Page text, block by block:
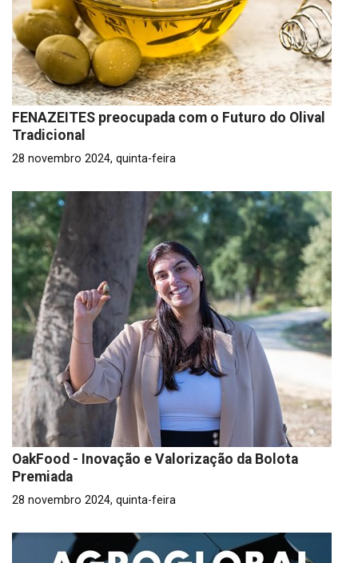
FENAZEITES preocupada com o Futuro do Olival
Tradicional
28 novembro 2024, quinta-feira
OakFood - Inovação e Valorização da Bolota
Premiada
28 novembro 2024, quinta-feira